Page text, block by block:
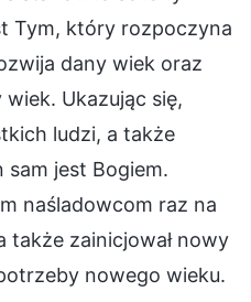
Tym, który rozpoczyna
dany wiek oraz
Ukazując się,
ludzi, a także
sam jest Bogiem.
naśladowcom raz na
także zainicjował nowy
nowego wieku.